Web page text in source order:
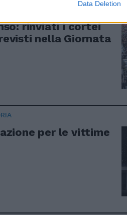
Data Deletion
rinviati i cortei
nella Giornata
per le vittime